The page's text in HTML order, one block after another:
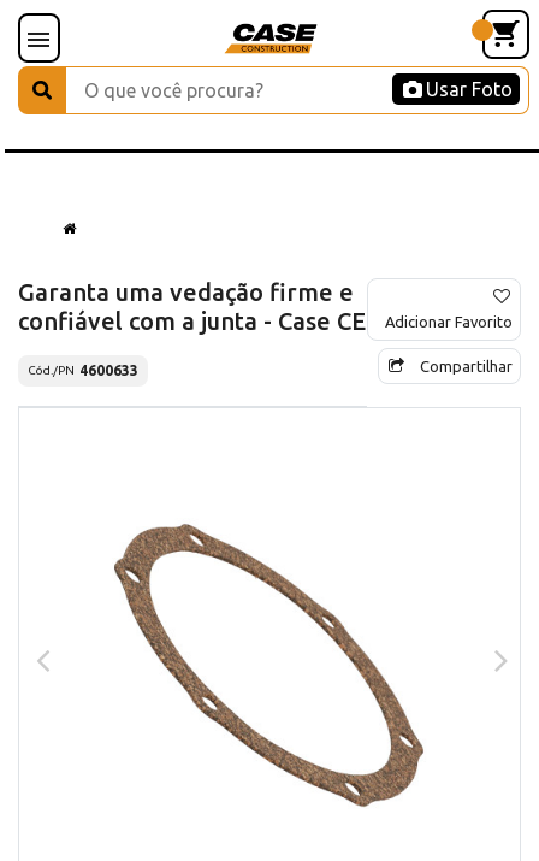
Usar Foto
Garanta uma vedação firme e
confiável com a junta - Case CE
Cód./PN 4600633
Adicionar Favorito
Compartilhar